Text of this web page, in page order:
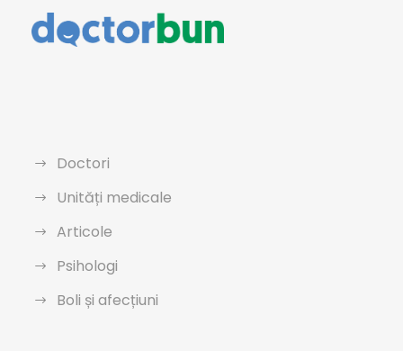
Doctori
Unități medicale
Articole
Psihologi
Boli și afecțiuni